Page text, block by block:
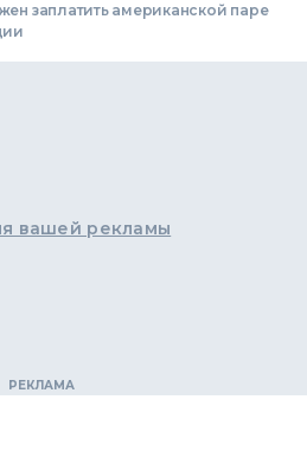
заплатить американской паре
вашей рекламы